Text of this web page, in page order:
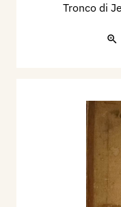
Tronco di